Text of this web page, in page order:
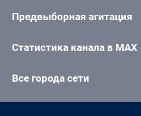
Предвыборная агитация
Статистика канала в MAX
Все города сети